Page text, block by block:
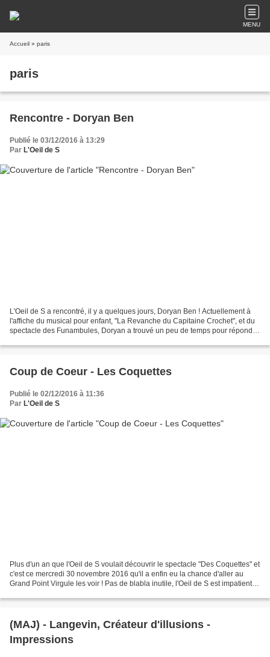
MENU
Accueil » paris
paris
Rencontre - Doryan Ben
Publié le 03/12/2016 à 13:29
Par L'Oeil de S
L'Oeil de S a rencontré, il y a quelques jours, Doryan Ben ! Actuellement à
l'affiche du musical pour enfant, "La Revanche du Capitaine Crochet", et du
spectacle des Funambules, Doryan a trouvé un peu de temps pour répondre
Coup de Coeur - Les Coquettes
Publié le 02/12/2016 à 11:36
Par L'Oeil de S
Plus d'un an que l'Oeil de S voulait découvrir le spectacle "Des Coquettes" et
c'est ce mercredi 30 novembre 2016 qu'il a enfin eu la chance d'aller au
Grand Point Virgule les voir ! Pas de blabla inutile, l'Oeil de S est impatient
(MAJ) - Langevin, Créateur d'illusions -
Impressions